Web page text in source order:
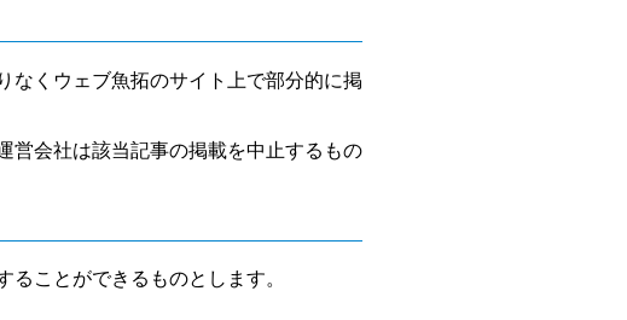
なくウェブ魚拓のサイト上で部分的に掲
営会社は該当記事の掲載を中止するもの
ことができるものとします。